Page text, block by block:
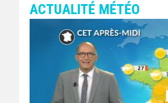
ACTUALITÉ MÉTÉO